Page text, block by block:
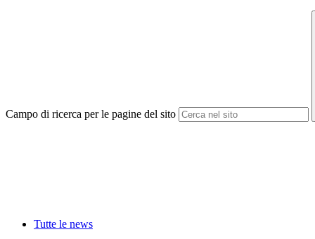
Campo di ricerca per le pagine del sito
Tutte le news